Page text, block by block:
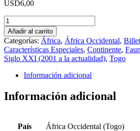
USD6,00
África
Occidental
(Togo)
2003
(2021)
1.000
Francs
815T
cantidad
Añadir al carrito
Categorías: África, África Occidental,
Características Especiales, Continente,
Siglo XXI (2001 a la actualidad), Togo
Información adicional
Información adicional
País África Occidental (Togo)